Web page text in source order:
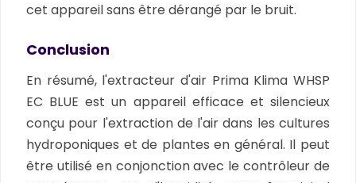
cet appareil sans être dérangé par le bruit.
Conclusion
En résumé, l'extracteur d'air Prima Klima WHSP
EC BLUE est un appareil efficace et silencieux
conçu pour l'extraction de l'air dans les cultures
hydroponiques et de plantes en général. Il peut
être utilisé en conjonction avec le contrôleur de